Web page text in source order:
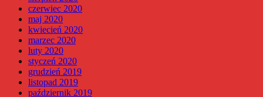
czerwiec 2020
maj 2020
kwiecień 2020
marzec 2020
luty 2020
styczeń 2020
grudzień 2019
listopad 2019
październik 2019